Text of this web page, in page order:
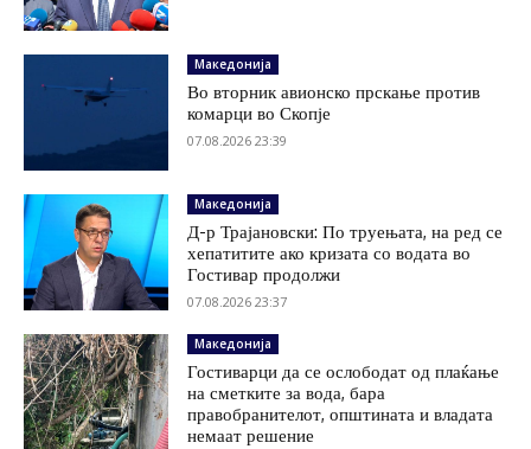
Македонија
Во вторник авионско прскање против
комарци во Скопје
07.08.2026 23:39
Македонија
Д-р Трајановски: По труењата, на ред се
хепатитите ако кризата со водата во
Гостивар продолжи
07.08.2026 23:37
Македонија
Гостиварци да се ослободат од плаќање
на сметките за вода, бара
правобранителот, општината и владата
немаат решение